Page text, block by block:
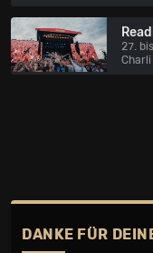
27.
Charli
DANKE FÜR